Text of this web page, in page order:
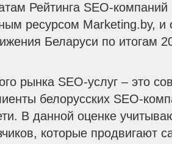
Рейтинга SEO-
ресурсом Marketing.by, и
Беларуси по итогам
рынка SEO-услуг – это
белорусских SEO-
В данной оценке
которые продвигают